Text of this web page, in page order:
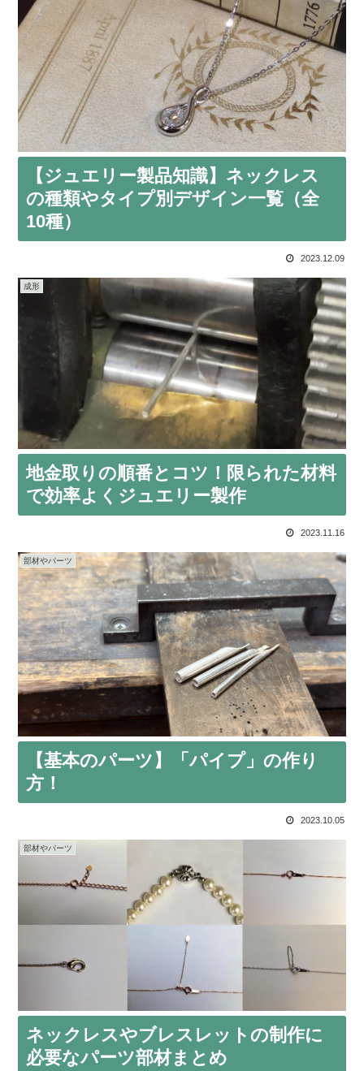
【ジュエリー製品知識】ネックレス
の種類やタイプ別デザイン一覧（全
10種）
2023.12.09
成形
地金取りの順番とコツ！限られた材料
で効率よくジュエリー製作
2023.11.16
部材やパーツ
【基本のパーツ】「パイプ」の作り
方！
2023.10.05
部材やパーツ
ネックレスやブレスレットの制作に
必要なパーツ部材まとめ